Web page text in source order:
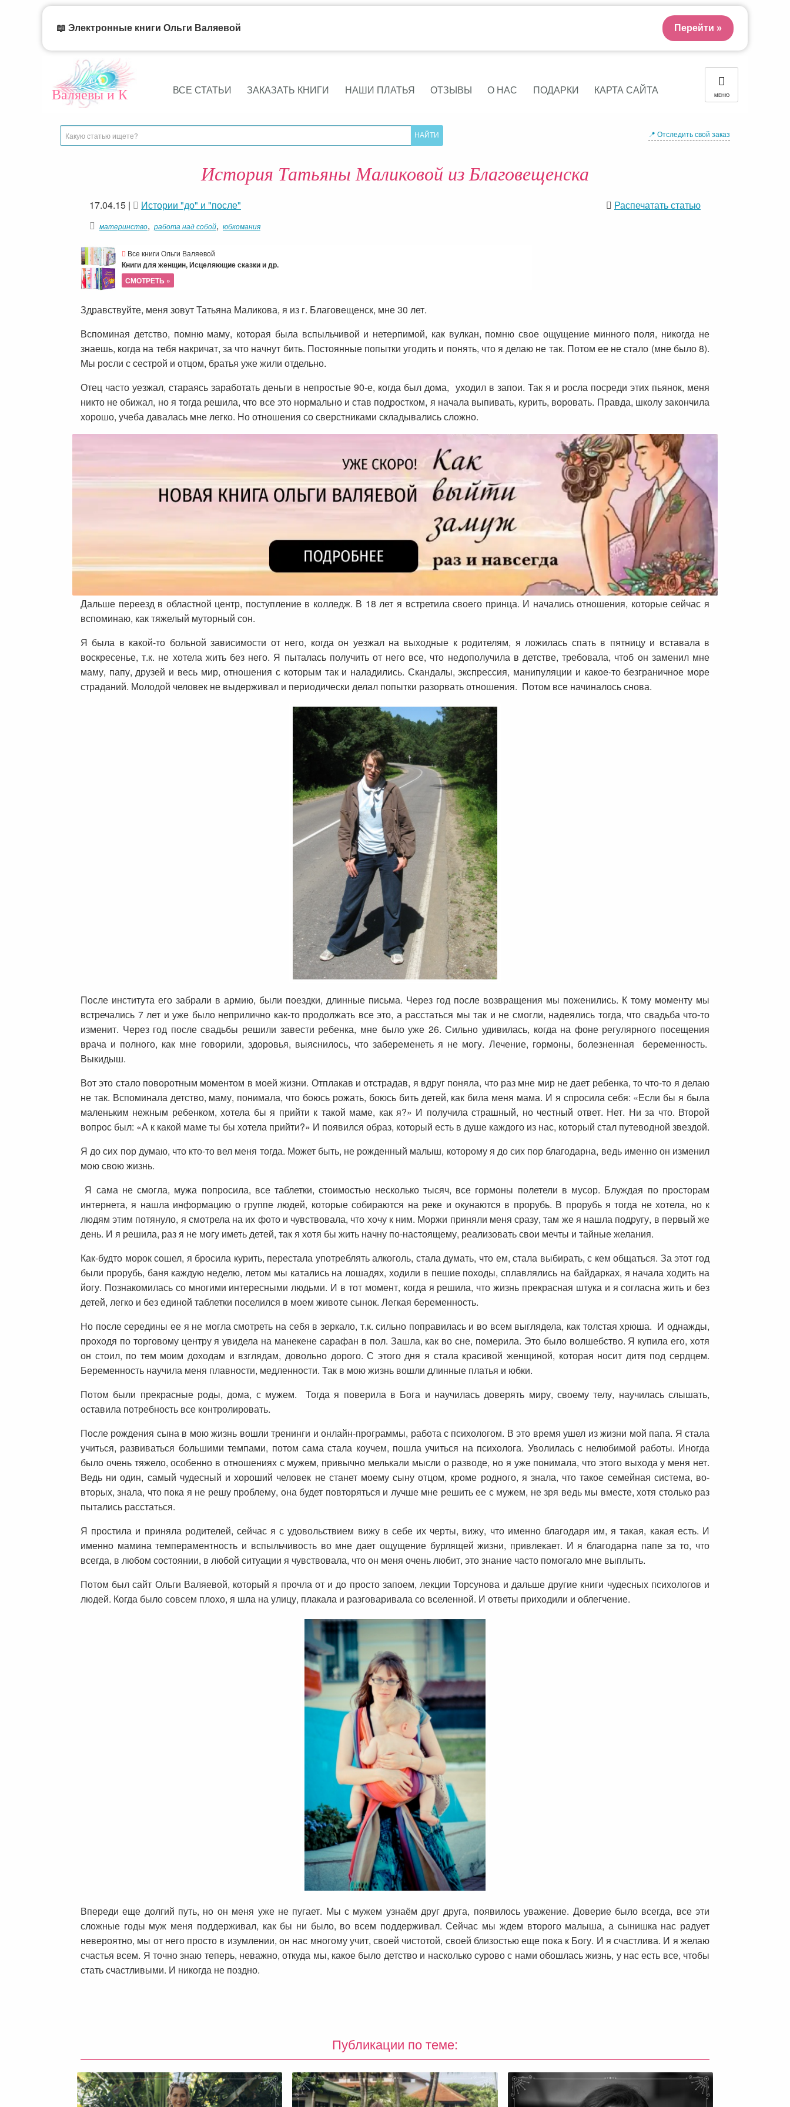
Валяевы и К ВСЕ СТАТЬИ ЗАКАЗАТЬ КНИГИ НАШИ ПЛАТЬЯ ОТЗЫВЫ О НАС ПОДАРКИ КАРТА САЙТА МЕНЮ
📍 Отследить свой заказ
История Татьяны Маликовой из Благовещенска
17.04.15 | Истории "до" и "после"
материнство, работа над собой, юбкомания
Распечатать статью
Все книги Ольги Валяевой
Книги для женщин, Исцеляющие сказки и др.
СМОТРЕТЬ »
Здравствуйте, меня зовут Татьяна Маликова, я из г. Благовещенск, мне 30 лет.
Вспоминая детство, помню маму, которая была вспыльчивой и нетерпимой, как вулкан, помню свое ощущение минного поля, никогда не
знаешь, когда на тебя накричат, за что начнут бить. Постоянные попытки угодить и понять, что я делаю не так. Потом ее не стало (мне было 8).
Мы росли с сестрой и отцом, братья уже жили отдельно.
Отец часто уезжал, стараясь заработать деньги в непростые 90-е, когда был дома, уходил в запои. Так я и росла посреди этих пьянок, меня
никто не обижал, но я тогда решила, что все это нормально и став подростком, я начала выпивать, курить, воровать. Правда, школу закончила
хорошо, учеба давалась мне легко. Но отношения со сверстниками складывались сложно.
Дальше переезд в областной центр, поступление в колледж. В 18 лет я встретила своего принца. И начались отношения, которые сейчас я
вспоминаю, как тяжелый муторный сон.
Я была в какой-то больной зависимости от него, когда он уезжал на выходные к родителям, я ложилась спать в пятницу и вставала в
воскресенье, т.к. не хотела жить без него. Я пыталась получить от него все, что недополучила в детстве, требовала, чтоб он заменил мне
маму, папу, друзей и весь мир, отношения с которым так и наладились. Скандалы, экспрессия, манипуляции и какое-то безграничное море
страданий. Молодой человек не выдерживал и периодически делал попытки разорвать отношения. Потом все начиналось снова.
После института его забрали в армию, были поездки, длинные письма. Через год после возвращения мы поженились. К тому моменту мы
встречались 7 лет и уже было неприлично как-то продолжать все это, а расстаться мы так и не смогли, надеялись тогда, что свадьба что-то
изменит. Через год после свадьбы решили завести ребенка, мне было уже 26. Сильно удивилась, когда на фоне регулярного посещения
врача и полного, как мне говорили, здоровья, выяснилось, что забеременеть я не могу. Лечение, гормоны, болезненная беременность.
Выкидыш.
Вот это стало поворотным моментом в моей жизни. Отплакав и отстрадав, я вдруг поняла, что раз мне мир не дает ребенка, то что-то я делаю
не так. Вспоминала детство, маму, понимала, что боюсь рожать, боюсь бить детей, как била меня мама. И я спросила себя: «Если бы я была
маленьким нежным ребенком, хотела бы я прийти к такой маме, как я?» И получила страшный, но честный ответ. Нет. Ни за что. Второй
вопрос был: «А к какой маме ты бы хотела прийти?» И появился образ, который есть в душе каждого из нас, который стал путеводной звездой.
Я до сих пор думаю, что кто-то вел меня тогда. Может быть, не рожденный малыш, которому я до сих пор благодарна, ведь именно он изменил
мою свою жизнь.
Я сама не смогла, мужа попросила, все таблетки, стоимостью несколько тысяч, все гормоны полетели в мусор. Блуждая по просторам
интернета, я нашла информацию о группе людей, которые собираются на реке и окунаются в прорубь. В прорубь я тогда не хотела, но к
людям этим потянуло, я смотрела на их фото и чувствовала, что хочу к ним. Моржи приняли меня сразу, там же я нашла подругу, в первый же
день. И я решила, раз я не могу иметь детей, так я хотя бы жить начну по-настоящему, реализовать свои мечты и тайные желания.
Как-будто морок сошел, я бросила курить, перестала употреблять алкоголь, стала думать, что ем, стала выбирать, с кем общаться. За этот год
были прорубь, баня каждую неделю, летом мы катались на лошадях, ходили в пешие походы, сплавлялись на байдарках, я начала ходить на
йогу. Познакомилась со многими интересными людьми. И в тот момент, когда я решила, что жизнь прекрасная штука и я согласна жить и без
детей, легко и без единой таблетки поселился в моем животе сынок. Легкая беременность.
Но после середины ее я не могла смотреть на себя в зеркало, т.к. сильно поправилась и во всем выглядела, как толстая хрюша. И однажды,
проходя по торговому центру я увидела на манекене сарафан в пол. Зашла, как во сне, померила. Это было волшебство. Я купила его, хотя
он стоил, по тем моим доходам и взглядам, довольно дорого. С этого дня я стала красивой женщиной, которая носит дитя под сердцем.
Беременность научила меня плавности, медленности. Так в мою жизнь вошли длинные платья и юбки.
Потом были прекрасные роды, дома, с мужем. Тогда я поверила в Бога и научилась доверять миру, своему телу, научилась слышать,
оставила потребность все контролировать.
После рождения сына в мою жизнь вошли тренинги и онлайн-программы, работа с психологом. В это время ушел из жизни мой папа. Я стала
учиться, развиваться большими темпами, потом сама стала коучем, пошла учиться на психолога. Уволилась с нелюбимой работы. Иногда
было очень тяжело, особенно в отношениях с мужем, привычно мелькали мысли о разводе, но я уже понимала, что этого выхода у меня нет.
Ведь ни один, самый чудесный и хороший человек не станет моему сыну отцом, кроме родного, я знала, что такое семейная система, во-
вторых, знала, что пока я не решу проблему, она будет повторяться и лучше мне решить ее с мужем, не зря ведь мы вместе, хотя столько раз
пытались расстаться.
Я простила и приняла родителей, сейчас я с удовольствием вижу в себе их черты, вижу, что именно благодаря им, я такая, какая есть. И
именно мамина темпераментность и вспыльчивость во мне дает ощущение бурлящей жизни, привлекает. И я благодарна папе за то, что
всегда, в любом состоянии, в любой ситуации я чувствовала, что он меня очень любит, это знание часто помогало мне выплыть.
Потом был сайт Ольги Валяевой, который я прочла от и до просто запоем, лекции Торсунова и дальше другие книги чудесных психологов и
людей. Когда было совсем плохо, я шла на улицу, плакала и разговаривала со вселенной. И ответы приходили и облегчение.
Впереди еще долгий путь, но он меня уже не пугает. Мы с мужем узнаём друг друга, появилось уважение. Доверие было всегда, все эти
сложные годы муж меня поддерживал, как бы ни было, во всем поддерживал. Сейчас мы ждем второго малыша, а сынишка нас радует
невероятно, мы от него просто в изумлении, он нас многому учит, своей чистотой, своей близостью еще пока к Богу. И я счастлива. И я желаю
счастья всем. Я точно знаю теперь, неважно, откуда мы, какое было детство и насколько сурово с нами обошлась жизнь, у нас есть все, чтобы
стать счастливыми. И никогда не поздно.
Публикации по теме:
📖 Электронные книги Ольги Валяевой Перейти »